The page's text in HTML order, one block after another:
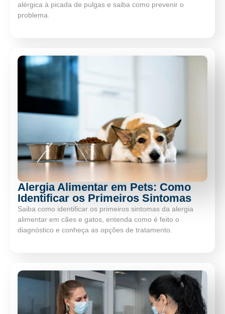
alérgica à picada de pulgas e saiba como prevenir o
problema.
Alergia Alimentar em Pets: Como
Identificar os Primeiros Sintomas
Saiba como identificar os primeiros sintomas da alergia
alimentar em cães e gatos, entenda como é feito o
diagnóstico e conheça as opções de tratamento.